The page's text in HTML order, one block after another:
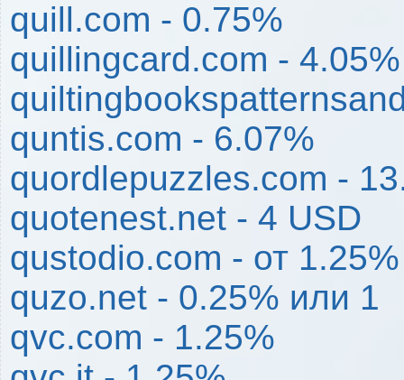
quill.com - 0.75%
quillingcard.com - 4.05%
quntis.com - 6.07%
quordlepuzzles.com -
quotenest.net - 4 USD
qustodio.com - от
quzo.net - 0.25% или 1
qvc.com - 1.25%